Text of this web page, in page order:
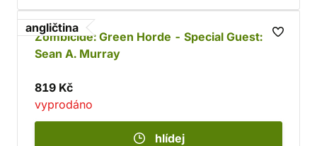
angličtina
Zombicide: Green Horde - Special Guest:
Sean A. Murray
819 Kč
vyprodáno
hlídej